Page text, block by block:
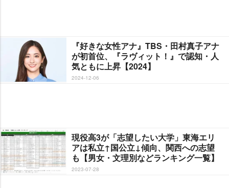
『好きな女性アナ』TBS・田村真子アナ
が初首位、『ラヴィット！』で認知・人
気ともに上昇【2024】
2024-12-06
現役高3が「志望したい大学」東海エリ
アは私立↑国公立↓傾向、関西への志望
も【男女・文理別などランキング一覧】
2023-07-28